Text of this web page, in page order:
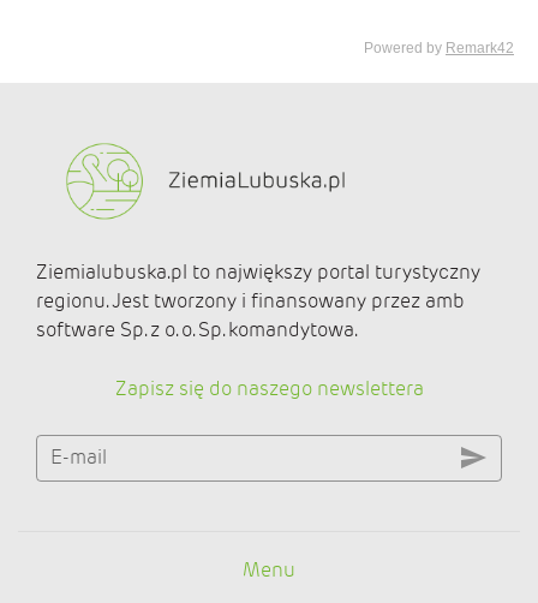
Ziemialubuska.pl to największy portal turystyczny
regionu. Jest tworzony i finansowany przez amb
software Sp. z o. o. Sp. komandytowa.
Zapisz się do naszego newslettera
E-mail
Menu